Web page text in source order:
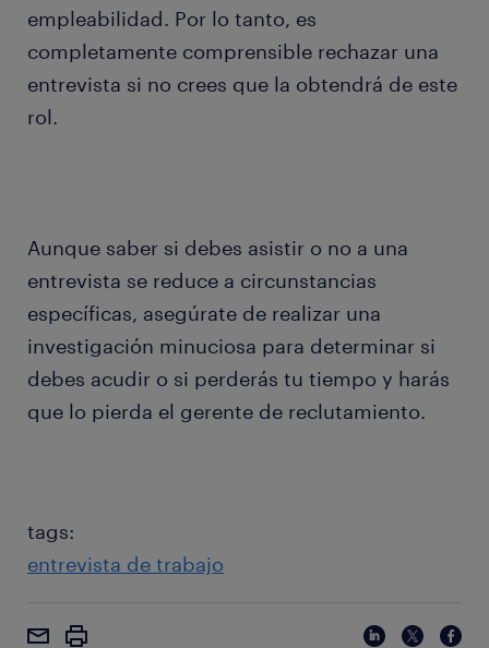
empleabilidad. Por lo tanto, es
completamente comprensible rechazar una
entrevista si no crees que la obtendrá de este
rol.
Aunque saber si debes asistir o no a una
entrevista se reduce a circunstancias
específicas, asegúrate de realizar una
investigación minuciosa para determinar si
debes acudir o si perderás tu tiempo y harás
que lo pierda el gerente de reclutamiento.
tags:
entrevista de trabajo